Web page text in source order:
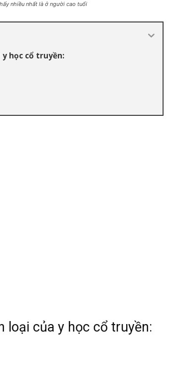
nhiều nhất là ở người cao tuổi
học cổ truyền:
loại của y học cổ truyền: